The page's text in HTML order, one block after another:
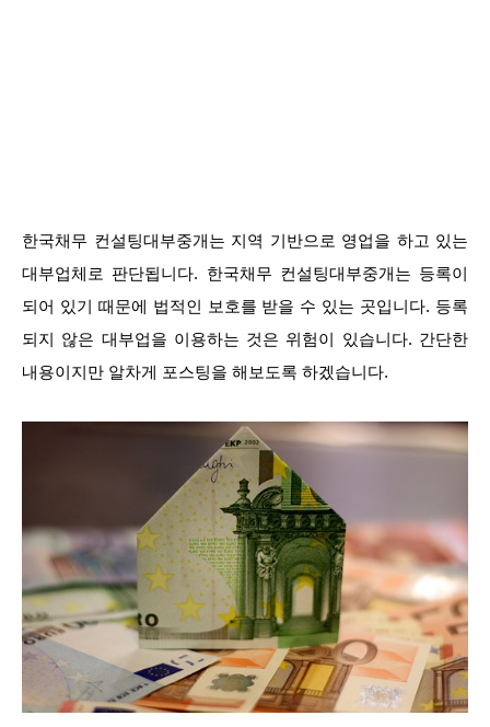
한국채무 컨설팅대부중개는 지역 기반으로 영업을 하고 있는
대부업체로 판단됩니다. 한국채무 컨설팅대부중개는 등록이
되어 있기 때문에 법적인 보호를 받을 수 있는 곳입니다. 등록
되지 않은 대부업을 이용하는 것은 위험이 있습니다. 간단한
내용이지만 알차게 포스팅을 해보도록 하겠습니다.